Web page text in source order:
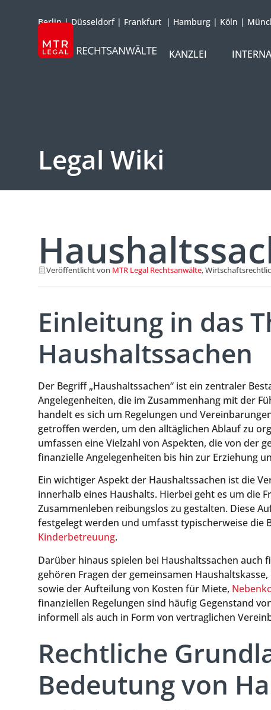
Berlin|Düsseldorf| Frankfurt | Hamburg | Köln |
KANZLEI
Legal Wiki
Veröffentlicht von MTR Legal Rechtsanwälte,
Einleitung in das
Haushaltssachen
Der Begriff „Haushaltssachen“ ist ein zentraler
Angelegenheiten, die im Zusammenhang mit der
handelt es sich um Regelungen und
getroffen werden, um den alltäglichen Ablauf zu
umfassen eine Vielzahl von Aspekten, die von der
finanzielle Angelegenheiten bis hin zur Erziehung
Ein wichtiger Aspekt der Haushaltssachen ist die
innerhalb eines Haushalts. Hierbei geht es um die
Zusammenleben reibungslos zu gestalten. Diese
festgelegt werden und umfasst typischerweise die
Kinderbetreuung.
Darüber hinaus spielen bei Haushaltssachen auch
gehören Fragen der gemeinsamen
sowie der Aufteilung von Kosten für Miete,
finanziellen Regelungen sind häufig Gegenstand
informell als auch in Form von vertraglichen
Rechtliche
Bedeutung von